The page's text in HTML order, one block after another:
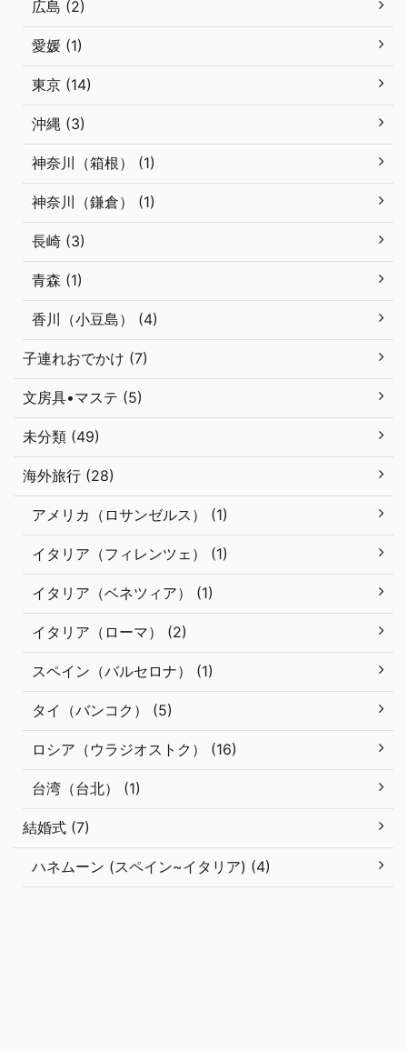
広島 (2)
愛媛 (1)
東京 (14)
沖縄 (3)
神奈川（箱根） (1)
神奈川（鎌倉） (1)
長崎 (3)
青森 (1)
香川（小豆島） (4)
子連れおでかけ (7)
文房具•マステ (5)
未分類 (49)
海外旅行 (28)
アメリカ（ロサンゼルス） (1)
イタリア（フィレンツェ） (1)
イタリア（ベネツィア） (1)
イタリア（ローマ） (2)
スペイン（バルセロナ） (1)
タイ（バンコク） (5)
ロシア（ウラジオストク） (16)
台湾（台北） (1)
結婚式 (7)
ハネムーン (スペイン~イタリア) (4)